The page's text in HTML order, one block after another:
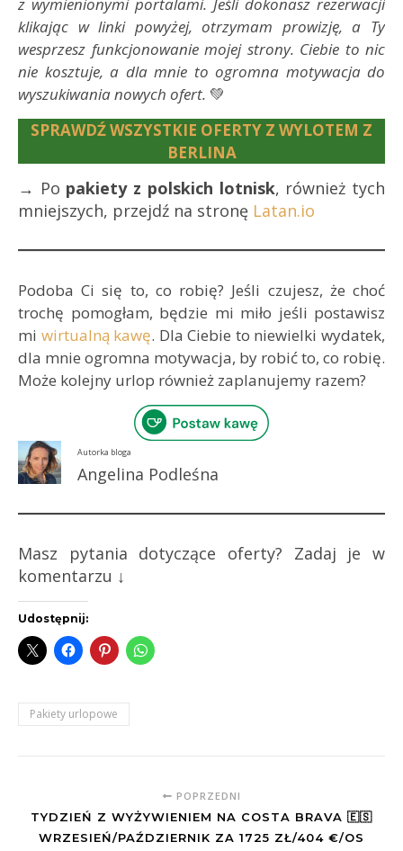
klikając w linki powyżej, otrzymam prowizję, a Ty
wesprzesz funkcjonowanie mojej strony. Ciebie to nic
nie kosztuje, a dla mnie to ogromna motywacja do
wyszukiwania nowych ofert. 💚
SPRAWDŹ WSZYSTKIE OFERTY Z WYLOTEM Z
BERLINA
→ Po pakiety z polskich lotnisk, również tych
mniejszych, przejdź na stronę Latan.io
Podoba Ci się to, co robię? Jeśli czujesz, że choć
trochę pomogłam, będzie mi miło jeśli postawisz
mi wirtualną kawę. Dla Ciebie to niewielki wydatek,
dla mnie ogromna motywacja, by robić to, co robię.
Może kolejny urlop również zaplanujemy razem?
Autorka bloga
Angelina Podleśna
Masz pytania dotyczące oferty? Zadaj je w
komentarzu ↓
Udostępnij:
Pakiety urlopowe
POPRZEDNI
TYDZIEŃ Z WYŻYWIENIEM NA COSTA BRAVA 🇪🇸
WRZESIEŃ/PAŹDZIERNIK ZA 1725 ZŁ/404 €/OS